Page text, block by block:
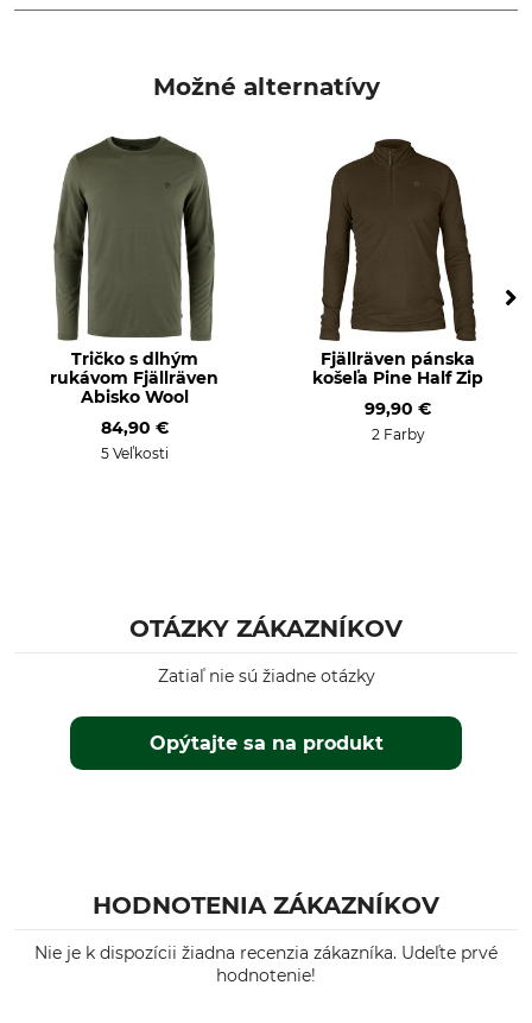
Singi Hip Pack 10
65% Polyester
35% Bavlna
Zvršok 2
100% polyamid
Krmivo
100% polyamid
Možné alternatívy
Tričko s dlhým
rukávom Fjällräven
Abisko Wool
84,90 €
5 Veľkosti
Fjällräven pánska
košeľa Pine Half Zip
99,90 €
2 Farby
OTÁZKY ZÁKAZNÍKOV
Opýtajte sa na produkt
Zatiaľ nie sú žiadne otázky
HODNOTENIA ZÁKAZNÍKOV
Nie je k dispozícii žiadna recenzia zákazníka. Udeľte prvé
hodnotenie!